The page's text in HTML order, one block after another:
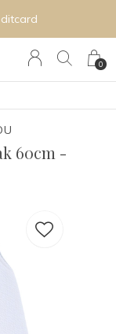
0
60cm -